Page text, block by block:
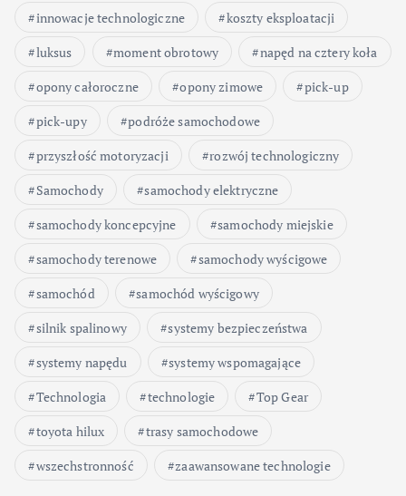
innowacje technologiczne
koszty eksploatacji
luksus
moment obrotowy
napęd na cztery koła
opony całoroczne
opony zimowe
pick-up
pick-upy
podróże samochodowe
przyszłość motoryzacji
rozwój technologiczny
Samochody
samochody elektryczne
samochody koncepcyjne
samochody miejskie
samochody terenowe
samochody wyścigowe
samochód
samochód wyścigowy
silnik spalinowy
systemy bezpieczeństwa
systemy napędu
systemy wspomagające
Technologia
technologie
Top Gear
toyota hilux
trasy samochodowe
wszechstronność
zaawansowane technologie